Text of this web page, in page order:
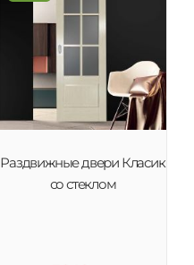
Раздвижные двери Класик
со стеклом